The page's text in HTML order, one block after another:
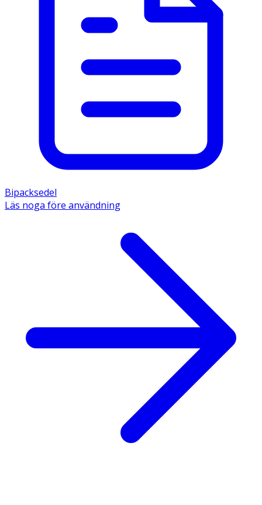
möjligt i munnen. Fördela dosen över dagen. Ta gärna
sugtabletten efter att du ätit.
minskas. Förvaras vid högst 25°C. Inga kända risker vid
användning under graviditet och amning.
Övriga innehållsämnen: Makrogol, magnesiumstearat,
povidon, sorbitol (E 420), xylitol (E 967), talk,
Förvara detta läkemedel utom syn- och räckhåll för barn.
Bipacksedel
Läs noga före användning